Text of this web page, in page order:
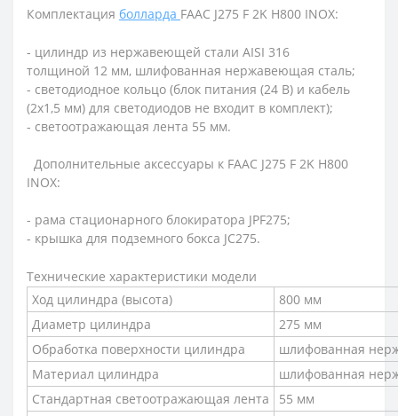
Комплектация болларда FAAC J275 F 2K H800 INOX:
- цилиндр из нержавеющей стали AISI 316
толщиной 12 мм, шлифованная нержавеющая сталь;
- светодиодное кольцо (блок питания (24 В) и кабель
(2х1,5 мм) для светодиодов не входит в комплект);
- светоотражающая лента 55 мм.
Дополнительные аксессуары к FAAC J275 F 2K H800
INOX:
- рама стационарного блокиратора JPF275;
- крышка для подземного бокса JC275.
Технические характеристики модели
Ход цилиндра (высота)
800 мм
Диаметр цилиндра
275 мм
Обработка поверхности цилиндра
шлифованная
Материал цилиндра
шлифованная
Стандартная светоотражающая лента
55 мм